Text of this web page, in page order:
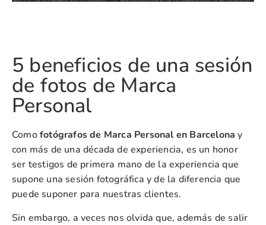
5 beneficios de una sesión
de fotos de Marca
Personal
Comofotógrafos de Marca Personal en Barcelona y
con más de una década de experiencia, es un honor
ser testigos de primera mano de la experiencia que
supone una sesión fotográfica y de la diferencia que
puede suponer para nuestras clientes.
Sin embargo, a veces nos olvida que, además de salir